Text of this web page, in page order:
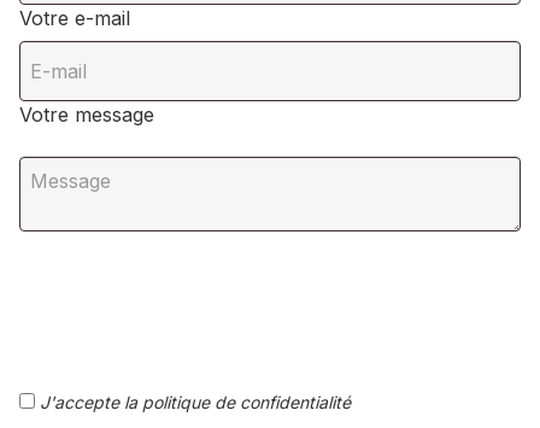
Votre e-mail
Votre message
J'accepte la politique de confidentialité